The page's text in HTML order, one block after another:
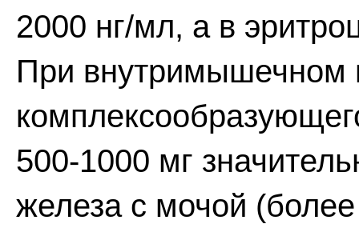
2000 нг/мл, а в
При внутримышечном
500-1000 мг
железа с мочой